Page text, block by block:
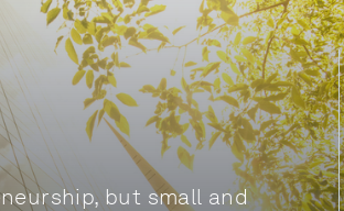
but small and